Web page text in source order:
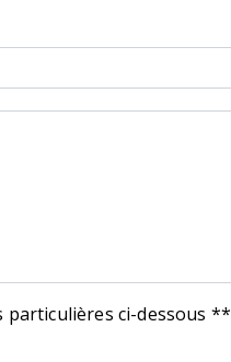
particulières ci-dessous **